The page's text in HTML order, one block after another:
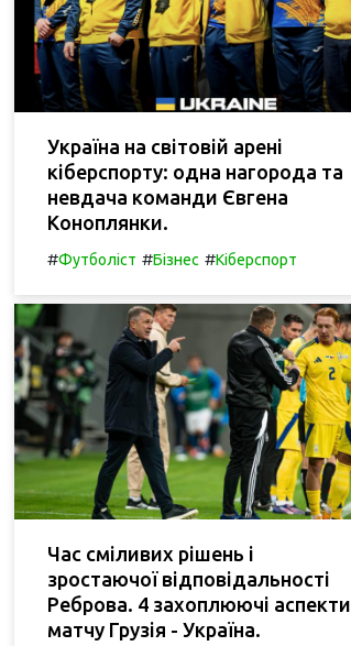
Україна на світовій арені
кіберспорту: одна нагорода та
невдача команди Євгена
Коноплянки.
#Футболіст #Бізнес #Кіберспорт
Час сміливих рішень і
зростаючої відповідальності
Реброва. 4 захоплюючі аспекти
матчу Грузія - Україна.